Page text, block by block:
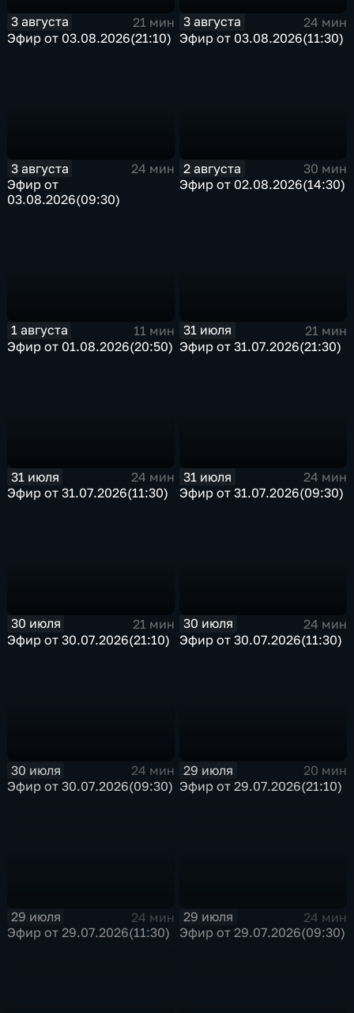
3 августа
21 мин
Эфир от 03.08.2026(21:10)
3 августа
24 мин
Эфир от 03.08.2026(11:30)
3 августа
24 мин
Эфир от
03.08.2026(09:30)
2 августа
30 мин
Эфир от 02.08.2026(14:30)
1 августа
11 мин
Эфир от 01.08.2026(20:50)
31 июля
21 мин
Эфир от 31.07.2026(21:30)
31 июля
24 мин
Эфир от 31.07.2026(11:30)
31 июля
24 мин
Эфир от 31.07.2026(09:30)
30 июля
21 мин
Эфир от 30.07.2026(21:10)
30 июля
24 мин
Эфир от 30.07.2026(11:30)
30 июля
24 мин
Эфир от 30.07.2026(09:30)
29 июля
20 мин
Эфир от 29.07.2026(21:10)
29 июля
24 мин
Эфир от 29.07.2026(11:30)
29 июля
24 мин
Эфир от 29.07.2026(09:30)